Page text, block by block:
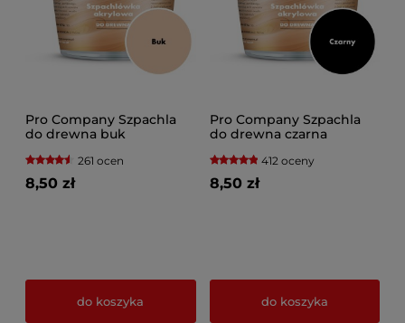
Pro Company Szpachla
do drewna buk
261 ocen
8,50 zł
do koszyka
Pro Company Szpachla
do drewna czarna
412 oceny
8,50 zł
do koszyka